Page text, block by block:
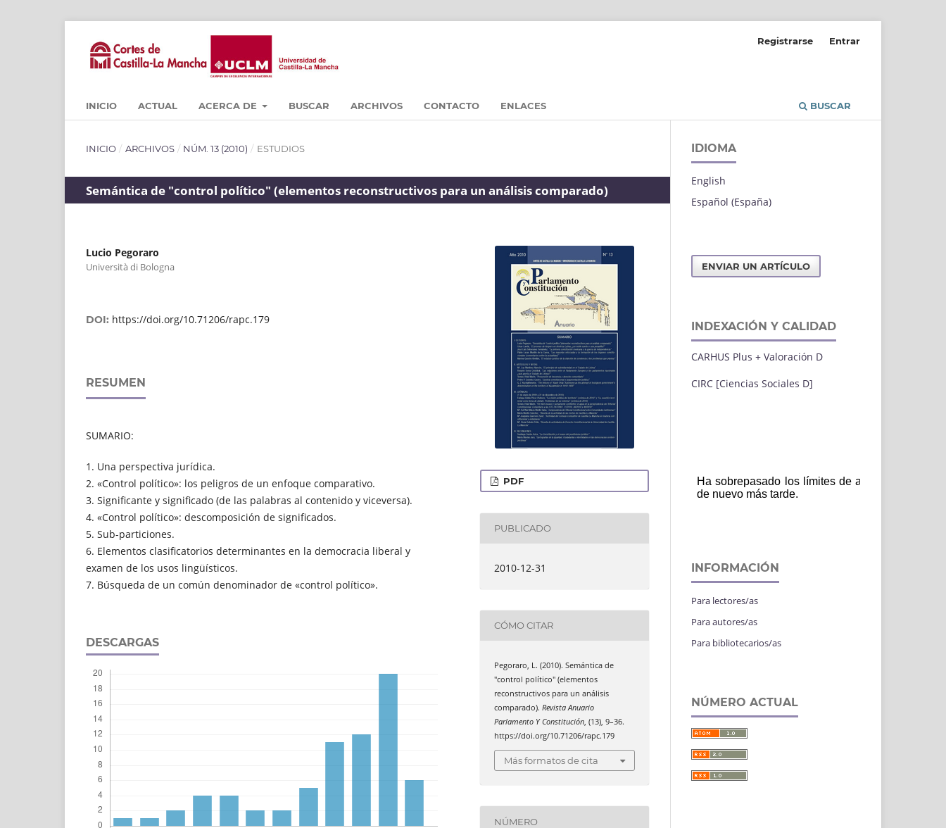
INICIO ACTUAL ACERCA DE BUSCAR ARCHIVOS CONTACTO ENLACES BUSCAR
Registrarse Entrar
INICIO / ARCHIVOS / NÚM. 13 (2010) / ESTUDIOS
Semántica de "control político" (elementos reconstructivos para un análisis comparado)
Lucio Pegoraro
Università di Bologna
DOI: https://doi.org/10.71206/rapc.179
RESUMEN
SUMARIO:
1. Una perspectiva jurídica.
2. «Control político»: los peligros de un enfoque comparativo.
3. Significante y significado (de las palabras al contenido y viceversa).
4. «Control político»: descomposición de significados.
5. Sub-particiones.
6. Elementos clasificatorios determinantes en la democracia liberal y
examen de los usos lingüísticos.
7. Búsqueda de un común denominador de «control político».
DESCARGAS
PDF
PUBLICADO
2010-12-31
CÓMO CITAR
Pegoraro, L. (2010). Semántica de
"control político" (elementos
reconstructivos para un análisis
comparado).Revista Anuario
Parlamento Y Constitución, (13), 9–36.
https://doi.org/10.71206/rapc.179
Más formatos de cita
NÚMERO
IDIOMA
English
Español (España)
ENVIAR UN ARTÍCULO
INDEXACIÓN Y CALIDAD
CARHUS Plus + Valoración D
CIRC [Ciencias Sociales D]
INFORMACIÓN
Para lectores/as
Para autores/as
Para bibliotecarios/as
NÚMERO ACTUAL